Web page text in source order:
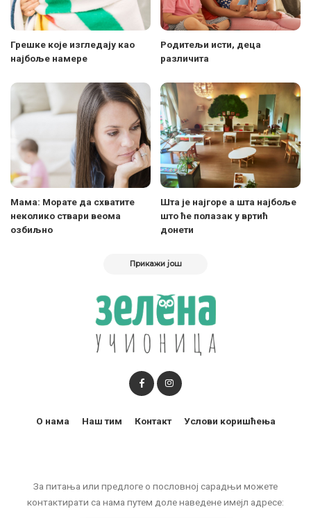
Грешке које изгледају као
најбоље намере
Родитељи исти, деца
различита
Мама: Морате да схватите
неколико ствари веома
озбиљно
Шта је најгоре а шта најбоље
што ће полазак у вртић
донети
Прикажи још
За питања или предлоге о пословној сарадњи можете
контактирати са нама путем доле наведене имејл адресе:
О нама Наш тим Контакт Услови коришћења